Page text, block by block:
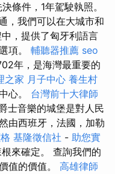
條件，1年駕駛執照。
，我們可以在大城市和
，提供了匈牙利語言
項。 輔聽器推薦 seo
年，是海灣最重要的
之家 月子中心 養生村
心。 台灣前十大律師
士音樂的城堡是對人民
由西班牙，法國，加勒
基隆徵信社 - 助您實
來確定。 查詢我們的
值的價值。 高雄律師